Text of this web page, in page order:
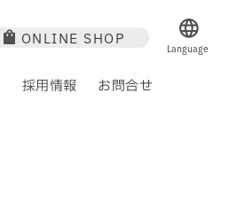
採用情報 お問合せ
ONLINE SHOP
Language